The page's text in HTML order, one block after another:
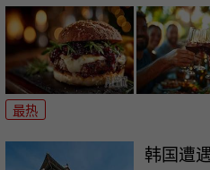
最热
韩国遭